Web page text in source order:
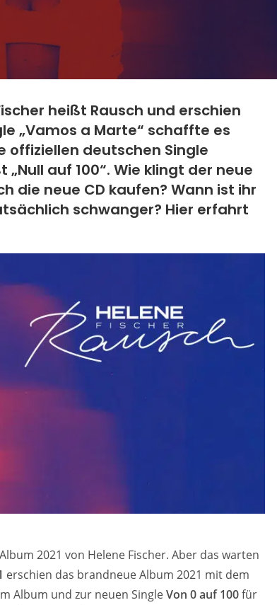
heißt Rausch und erschien
„Vamos a Marte“ schaffte es
offiziellen deutschen Single
auf 100“. Wie klingt der neue
die neue CD kaufen? Wann ist ihr
schwanger? Hier erfahrt
2021 von Helene Fischer. Aber das warten
erschien das brandneue Album 2021 mit dem
Album und zur neuen SingleVon 0 auf 100für